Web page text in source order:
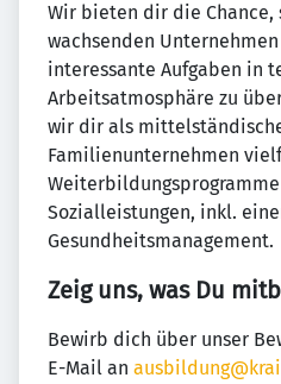
Wir bieten dir die
wachsenden
interessante Aufgaben in
Arbeitsatmosphäre zu
wir dir als
Familienunternehmen
Sozialleistungen, inkl.
Gesundheitsmanagement.
Zeig uns, was Du
Bewirb dich über unser
E-Mail an